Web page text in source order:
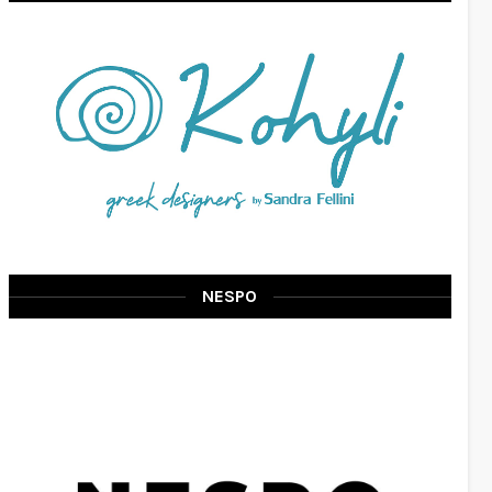
NESPO